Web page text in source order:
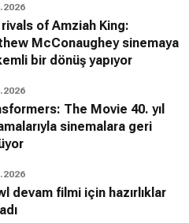
of Amziah King:
McConaughey sinemaya
bir dönüş yapıyor
The Movie 40. yıl
sinemalara geri
devam filmi için hazırlıklar